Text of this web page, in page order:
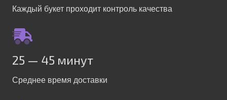
Каждый букет проходит контроль качества
25 — 45 минут
Среднее время доставки